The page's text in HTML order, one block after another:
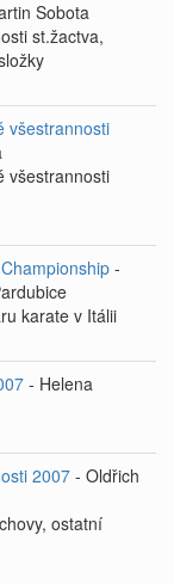
Sobota
st.žactva,
všestrannosti
všestrannosti
-
karate v Itálii
- Helena
2007 - Oldřich
ostatní